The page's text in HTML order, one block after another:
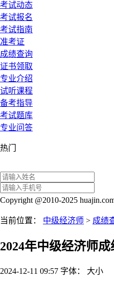
考试动态
考试报名
考试指南
准考证
成绩查询
证书领取
专业介绍
试听课程
备考指导
考试题库
专业问答
热门
Copyright @2010-2025
当前位置： 中级经济师 > 成绩
2024年中级经济师
2024-12-11 09:57 字体： 大小